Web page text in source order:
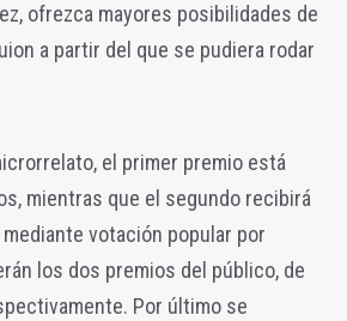
ofrezca mayores posibilidades de
a partir del que se pudiera rodar
el primer premio está
mientras que el segundo recibirá
votación popular por
los dos premios del público, de
Por último se